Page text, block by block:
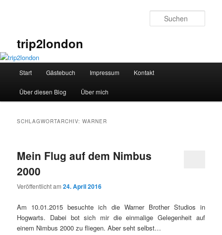
trip2london
Start Gästebuch Impressum Kontakt
Über diesen Blog Über mich
SCHLAGWORTARCHIV:WARNER
Mein Flug auf dem Nimbus
2000
Veröffentlicht am24. April 2016
Am 10.01.2015 besuchte ich die Warner Brother Studios in
Hogwarts. Dabei bot sich mir die einmalige Gelegenheit auf
einem Nimbus 2000 zu fliegen. Aber seht selbst…